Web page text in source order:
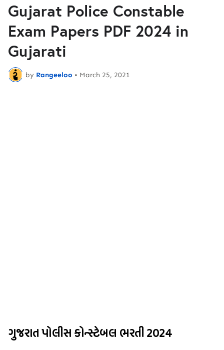
Gujarat Police Constable
Exam Papers PDF 2024 in
Gujarati
by Rangeeloo • March 25, 2021
ગુજરાત પોલીસ કોન્સ્ટેબલ ભરતી 2024